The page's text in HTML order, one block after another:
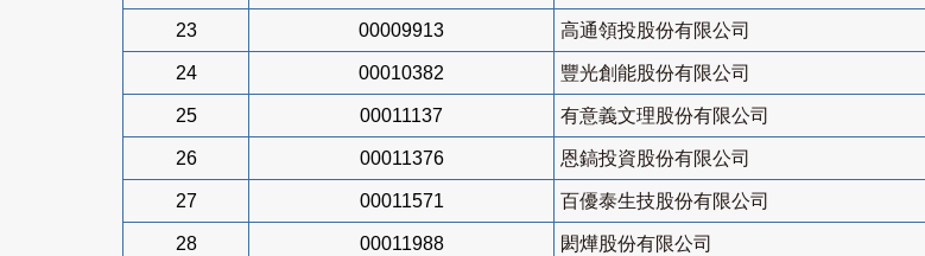
23 00009913 高通領投股份有限公司
24 00010382 豐光創能股份有限公司
25 00011137 有意義文理股份有限公司
26 00011376 恩鎬投資股份有限公司
27 00011571 百優泰生技股份有限公司
28 00011988 閎燁股份有限公司